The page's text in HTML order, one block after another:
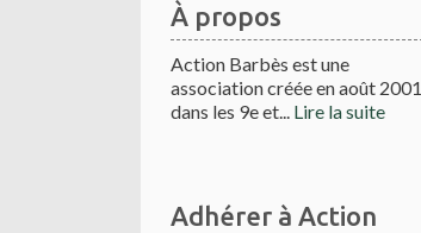
À propos
Action Barbès est une
association créée en août 2001
dans les 9e et... Lire la suite
Adhérer à Action